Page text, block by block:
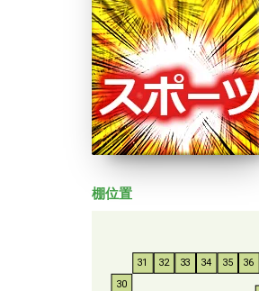
棚位置
30
31 32 33 34 35 36